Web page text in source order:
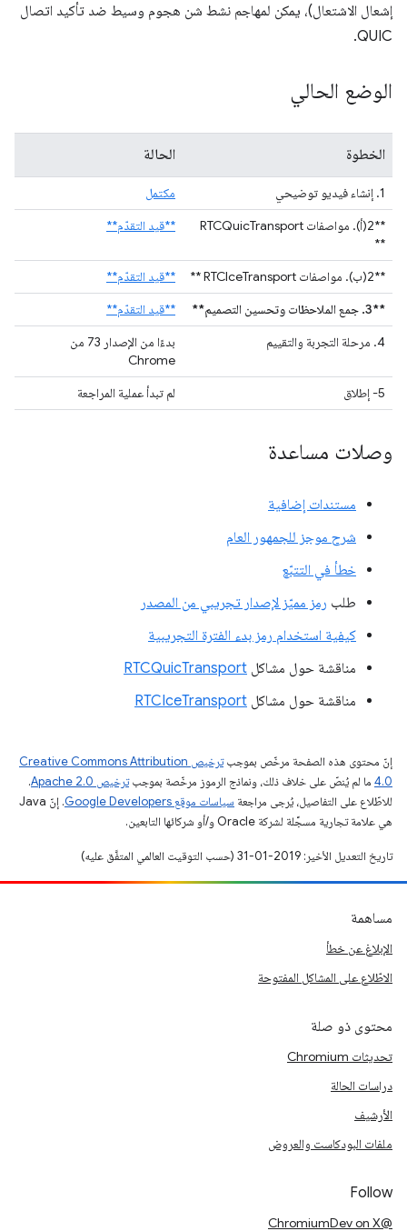
إشعال الاشتعال)، يمكن لمهاجم نشط شن هجوم وسيط ضد تأكيد اتصال
QUIC.
الوضع الحالي
الخطوة الحالة
1. إنشاء فيديو توضيحي
مكتمل
**2(أ). مواصفات RTCQuicTransport
**
**قيد التقدّم**
**2(ب). مواصفات RTCIceTransport **
**قيد التقدّم**
**3. جمع الملاحظات وتحسين التصميم**
**قيد التقدّم**
4. مرحلة التجربة والتقييم
بدءًا من الإصدار 73 من
Chrome
5- إطلاق
لم تبدأ عملية المراجعة
وصلات مساعدة
مستندات إضافية
شرح موجز للجمهور العام
خطأ في التتبّع
طلب رمز مميّز لإصدار تجريبي من المصدر
كيفية استخدام رمز بدء الفترة التجريبية
مناقشة حول مشاكل RTCQuicTransport
مناقشة حول مشاكل RTCIceTransport
إنّ محتوى هذه الصفحة مرخّص بموجب
ترخيص Creative Commons Attribution
4.0‏ ما لم يُنصّ على خلاف ذلك، ونماذج الرموز مرخّصة بموجبترخيص Apache 2.0‏
.
للاطّلاع على التفاصيل، يُرجى مراجعة سياسات موقع Google Developers‏
. إنّ Java
هي علامة تجارية مسجَّلة لشركة Oracle و/أو شركائها التابعين.
تاريخ التعديل الأخير: 2019-01-31 (حسب التوقيت العالمي المتفَّق عليه)
مساهمة
الإبلاغ عن خطأ
الاطّلاع على المشاكل المفتوحة
محتوى ذو صلة
تحديثات Chromium
دراسات الحالة
الأرشيف
ملفات البودكاست والعروض
Follow
@ChromiumDev on X